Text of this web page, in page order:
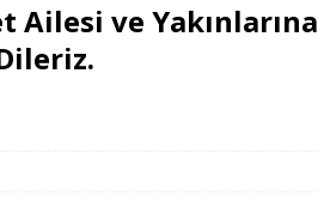
Ailesi ve Yakınlarına